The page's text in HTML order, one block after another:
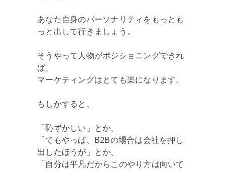
あなた自身のパーソナリティをもっとも
っと出して行きましょう。
そうやって人物がポジショニングできれ
ば、
マーケティングはとても楽になります。
もしかすると、
「恥ずかしい」とか、
「でもやっぱ、B2Bの場合は会社を押し
出したほうが」とか、
「自分は平凡だからこのやり方は向いて